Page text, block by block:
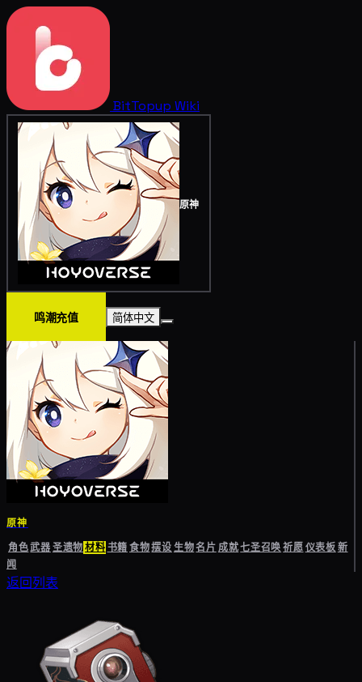
BitTopup Wiki
原神
鸣潮充值 简体中文
原神
角色武器圣遗物材料书籍食物摆设生物名片成就七圣召唤祈愿仪表板新
闻
返回列表